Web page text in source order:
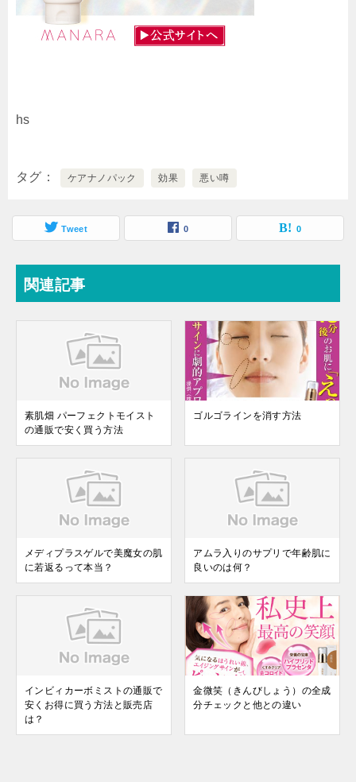
hs
タグ ケアナノパック 効果 悪い噂
Tweet 0 0
関連記事
素肌畑 パーフェクトモイスト
の通販で安く買う方法
ゴルゴラインを消す方法
メディプラスゲルで美魔女の肌
に若返るって本当？
アムラ入りのサプリで年齢肌に
良いのは何？
インビィカーボミストの通販で
安くお得に買う方法と販売店
は？
金微笑（きんびしょう）の全成
分チェックと他との違い